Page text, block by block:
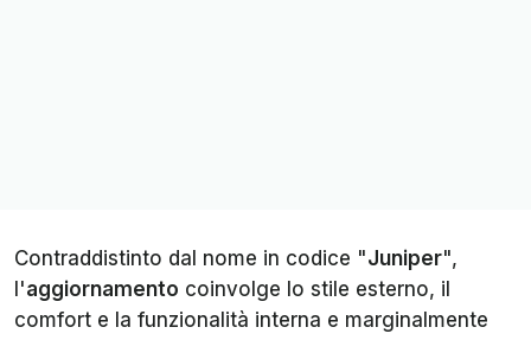
Contraddistinto dal nome in codice "Juniper",
l'aggiornamento coinvolge lo stile esterno, il
comfort e la funzionalità interna e marginalmente